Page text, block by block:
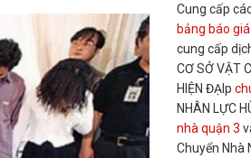
Cung cấp
bảng báo
cung cấp
CƠ SỞ VẬT
HIỆN ĐẠIp
NHÂN LỰC
nhà quận 3
Chuyển Nhà